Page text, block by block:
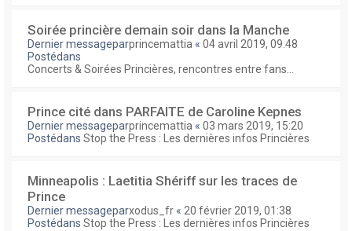
Soirée princière demain soir dans la Manche
Dernier messageparprincemattia « 04 avril 2019, 09:48
Postédans
Concerts & Soirées Princières, rencontres entre fans...
Prince cité dans PARFAITE de Caroline Kepnes
Dernier messageparprincemattia « 03 mars 2019, 15:20
Postédans Stop the Press : Les dernières infos Princières
Minneapolis : Laetitia Shériff sur les traces de
Prince
Dernier messageparxodus_fr « 20 février 2019, 01:38
Postédans Stop the Press : Les dernières infos Princières